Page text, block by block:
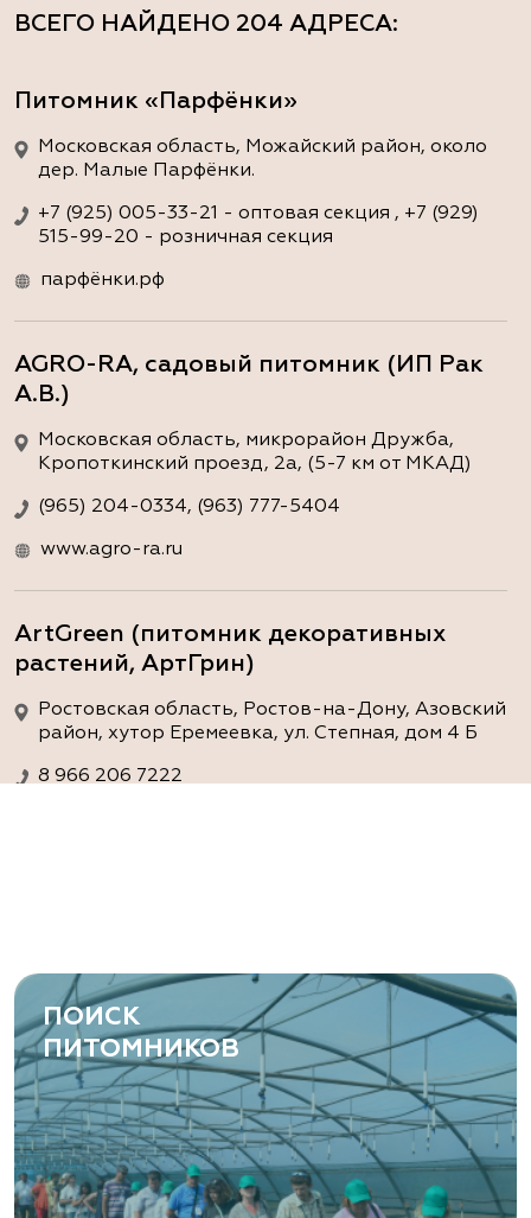
ВСЕГО НАЙДЕНО 204 АДРЕСА:
Питомник «Парфёнки»
Московская область, Можайский район, около
дер. Малые Парфёнки.
+7 (925) 005-33-21 - оптовая секция , +7 (929)
515-99-20 - розничная секция
парфёнки.рф
AGRO-RA, садовый питомник (ИП Рак
А.В.)
Московская область, микрорайон Дружба,
Кропоткинский проезд, 2а, (5-7 км от МКАД)
(965) 204-0334, (963) 777-5404
www.agro-ra.ru
ArtGreen (питомник декоративных
растений, АртГрин)
Ростовская область, Ростов-на-Дону, Азовский
район, хутор Еремеевка, ул. Степная, дом 4 Б
8 966 206 7222
Ростовская область, Ростов-на-Дону,
Левобережная ул, дом № 37
8 966 206 7222
www.art-green.ru
Garden Group, ООО «Девелопмент
Груп»
ПОИСК
ПИТОМНИКОВ